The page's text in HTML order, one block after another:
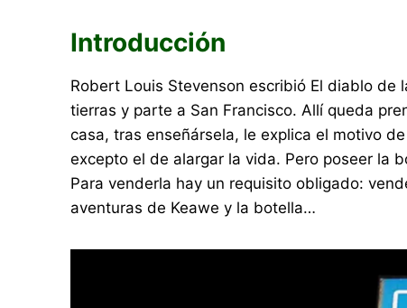
Introducción
Robert Louis Stevenson escribió El diablo de
tierras y parte a San Francisco. Allí queda
casa, tras enseñársela, le explica el motivo
excepto el de alargar la vida. Pero poseer la
Para venderla hay un requisito obligado:
aventuras de Keawe y la botella…